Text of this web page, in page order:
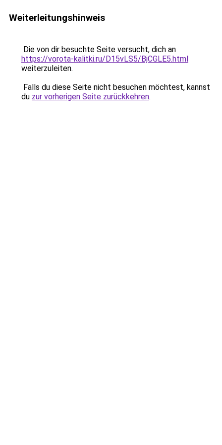
Weiterleitungshinweis
Die von dir besuchte Seite versucht, dich an
https://vorota-kalitki.ru/D15vLS5/BjCGLE5.html
weiterzuleiten.
Falls du diese Seite nicht besuchen möchtest, kannst
du zur vorherigen Seite zurückkehren.